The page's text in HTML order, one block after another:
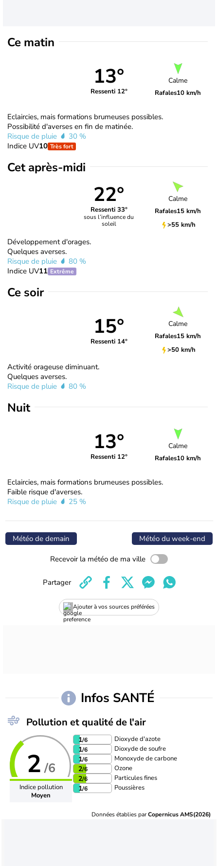
Ce matin
13°
Ressenti 12°
Calme
Rafales10 km/h
Eclaircies, mais formations brumeuses possibles.
Possibilité d'averses en fin de matinée.
Risque de pluie
30 %
Indice UV10 Très fort
Cet après-midi
22°
Ressenti 33°
sous l’influence du
soleil
Calme
Rafales15 km/h
>55 km/h
Développement d'orages.
Quelques averses.
Risque de pluie
80 %
Indice UV11 Extrême
Ce soir
15°
Ressenti 14°
Calme
Rafales15 km/h
>50 km/h
Activité orageuse diminuant.
Quelques averses.
Risque de pluie
80 %
Nuit
13°
Ressenti 12°
Calme
Rafales10 km/h
Eclaircies, mais formations brumeuses possibles.
Faible risque d'averses.
Risque de pluie
25 %
Météo de demain Météo du week-end
Recevoir la météo de ma ville
Ajouter à vos sources préférées
Partager
Infos SANTÉ
Pollution et qualité de l'air
2 /6
Indice pollution
Moyen
1/6 Dioxyde d'azote
1/6 Dioxyde de soufre
1/6 Monoxyde de carbone
2/6 Ozone
2/6 Particules fines
1/6 Poussières
Données établies parCopernicus AMS(2026)